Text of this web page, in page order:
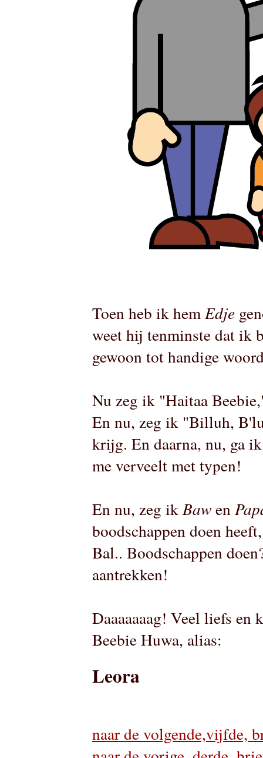
Toen heb ik hem Edje
weet hij tenminste dat ik
gewoon tot handige
Nu zeg ik "Haitaa
En nu, zeg ik "Billuh,
krijg. En daarna, nu, ga
me verveelt met typen!
En nu, zeg ikBawen
boodschappen doen
Bal.. Boodschappen
aantrekken!
Daaaaaaag! Veel liefs en
Beebie Huwa, alias:
Leora
naar de volgende,vijfde,